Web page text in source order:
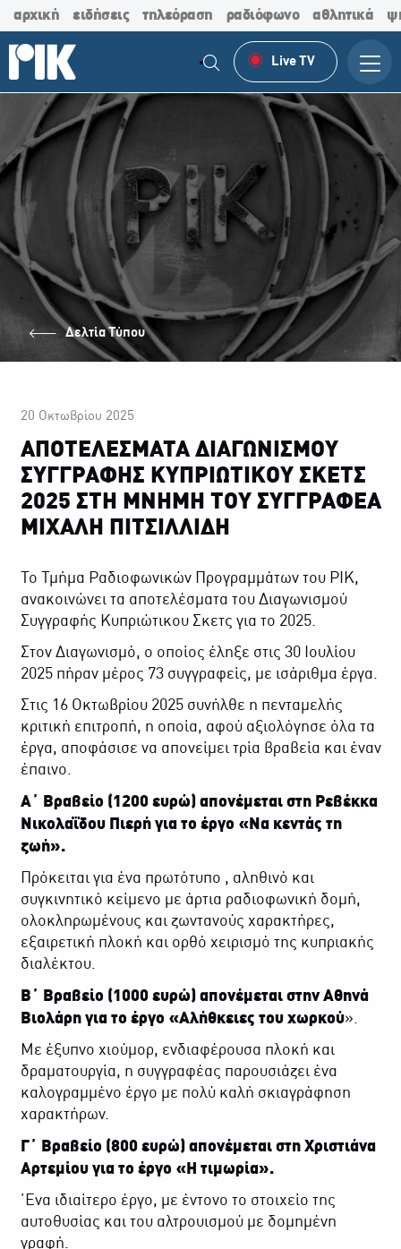
αρχική ειδήσεις τηλεόραση ραδιόφωνο αθλητικά
Live TV
Δελτία Τύπου
20 Οκτωβρίου 2025
ΑΠΟΤΕΛΕΣΜΑΤΑ ΔΙΑΓΩΝΙΣΜΟΥ
ΣΥΓΓΡΑΦΗΣ ΚΥΠΡΙΩΤΙΚΟΥ ΣΚΕΤΣ
2025 ΣΤΗ ΜΝΗΜΗ ΤΟΥ ΣΥΓΓΡΑΦΕΑ
ΜΙΧΑΛΗ ΠΙΤΣΙΛΛΙΔΗ
Το Τμήμα Ραδιοφωνικών Προγραμμάτων του ΡΙΚ,
ανακοινώνει τα αποτελέσματα του Διαγωνισμού
Συγγραφής Κυπριώτικου Σκετς για το 2025.
Στον Διαγωνισμό, ο οποίος έληξε στις 30 Ιουλίου
2025 πήραν μέρος 73 συγγραφείς, με ισάριθμα έργα.
Στις 16 Οκτωβρίου 2025 συνήλθε η πενταμελής
κριτική επιτροπή, η οποία, αφού αξιολόγησε όλα τα
έργα, αποφάσισε να απονείμει τρία βραβεία και έναν
έπαινο.
Α΄ Βραβείο (1200 ευρώ) απονέμεται στη Ρεβέκκα
Νικολαΐδου Πιερή για το έργο «Να κεντάς τη
ζωή».
Πρόκειται για ένα πρωτότυπο , αληθινό και
συγκινητικό κείμενο με άρτια ραδιοφωνική δομή,
ολοκληρωμένους και ζωντανούς χαρακτήρες,
εξαιρετική πλοκή και ορθό χειρισμό της κυπριακής
διαλέκτου.
Β΄ Βραβείο (1000 ευρώ) απονέμεται στην Αθηνά
Βιολάρη για το έργο «Αλήθκειες του χωρκού».
Με έξυπνο χιούμορ, ενδιαφέρουσα πλοκή και
δραματουργία, η συγγραφέας παρουσιάζει ένα
καλογραμμένο έργο με πολύ καλή σκιαγράφηση
χαρακτήρων.
Γ΄ Βραβείο (800 ευρώ) απονέμεται στη Χριστιάνα
Αρτεμίου για το έργο «Η τιμωρία».
΄Ενα ιδιαίτερο έργο, με έντονο το στοιχείο της
αυτοθυσίας και του αλτρουισμού με δομημένη
γραφή.